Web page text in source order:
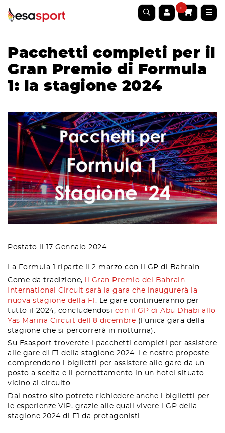
0
Pacchetti completi per il
Gran Premio di Formula
1: la stagione 2024
Postato il 17 Gennaio 2024
La Formula 1 riparte il 2 marzo con il GP di Bahrain.
Come da tradizione, il Gran Premio del Bahrain
International Circuit sarà la gara che inaugurerà la
nuova stagione della F1
. Le gare continueranno per
tutto il 2024, concludendosi con il GP di Abu Dhabi allo
Yas Marina Circuit dell’8 dicembre (l’unica gara della
stagione che si percorrerà in notturna).
Su Esasport troverete i pacchetti completi per assistere
alle gare di F1 della stagione 2024. Le nostre proposte
comprendono i biglietti per assistere alle gare da un
posto a scelta e il pernottamento in un hotel situato
vicino al circuito.
Dal nostro sito potrete richiedere anche i biglietti per
le esperienze VIP, grazie alle quali vivere i GP della
stagione 2024 di F1 da protagonisti.